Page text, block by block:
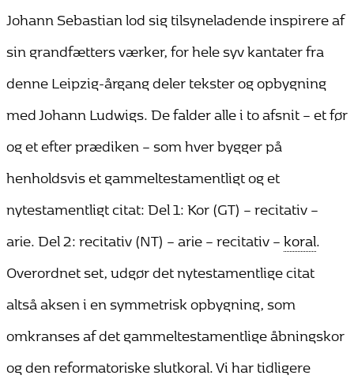
Johann Sebastian lod sig tilsyneladende inspirere af
sin grandfætters værker, for hele syv kantater fra
denne Leipzig-årgang deler tekster og opbygning
med Johann Ludwigs. De falder alle i to afsnit – et før
og et efter prædiken – som hver bygger på
henholdsvis et gammeltestamentligt og et
nytestamentligt citat: Del 1: Kor (GT) – recitativ –
arie. Del 2: recitativ (NT) – arie – recitativ –koral.
Overordnet set, udgør det nytestamentlige citat
altså aksen i en symmetrisk opbygning, som
omkranses af det gammeltestamentlige åbningskor
og den reformatoriske slutkoral. Vi har tidligere